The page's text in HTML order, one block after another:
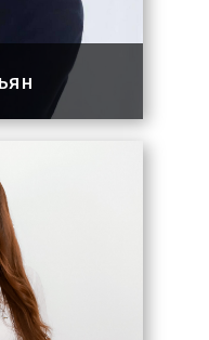
SEO
пошукової
Америки,